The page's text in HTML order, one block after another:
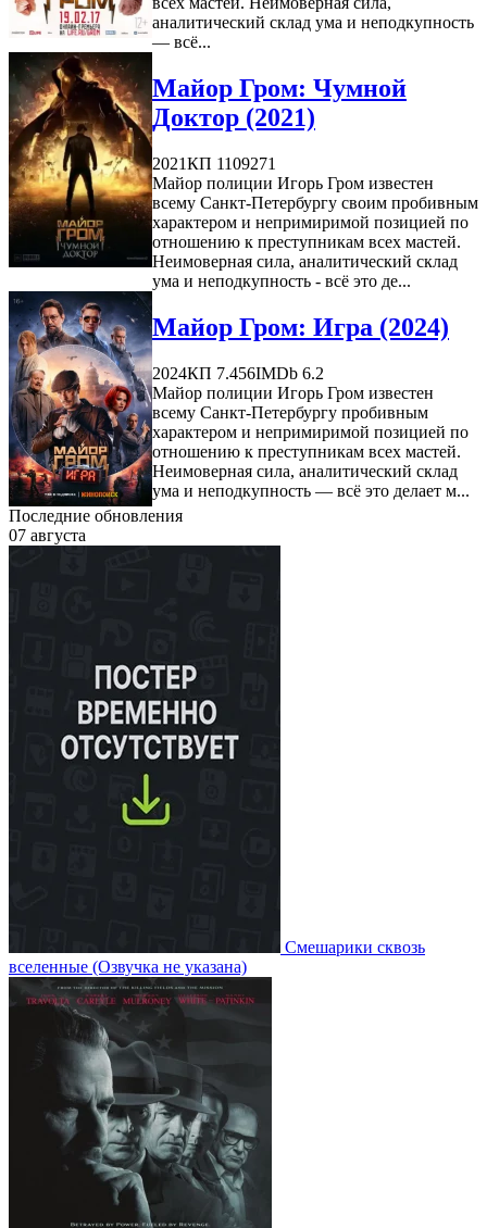
аналитический склад ума и неподкупность
— всё...
Майор Гром: Чумной
Доктор (2021)
2021КП 1109271
Майор полиции Игорь Гром известен
всему Санкт-Петербургу своим пробивным
характером и непримиримой позицией по
отношению к преступникам всех мастей.
Неимоверная сила, аналитический склад
ума и неподкупность - всё это де...
Майор Гром: Игра (2024)
2024КП 7.456IMDb 6.2
Майор полиции Игорь Гром известен
всему Санкт-Петербургу пробивным
характером и непримиримой позицией по
отношению к преступникам всех мастей.
Неимоверная сила, аналитический склад
ума и неподкупность — всё это делает м...
Последние обновления
07 августа
Смешарики сквозь
вселенные (Озвучка не указана)